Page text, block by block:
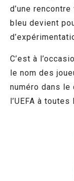
d’une
bleu devient
C’est à
le nom des
numéro dans le
l’UEFA à